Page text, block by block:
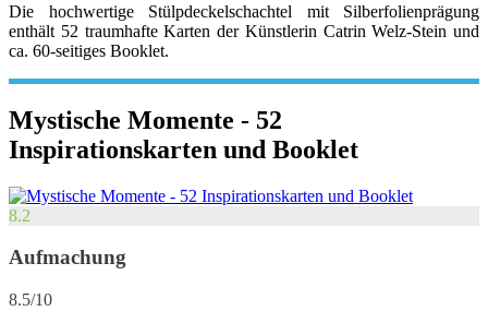
Die hochwertige Stülpdeckelschachtel mit Silberfolienprägung
enthält 52 traumhafte Karten der Künstlerin Catrin Welz-Stein und
ca. 60-seitiges Booklet.
Mystische Momente - 52
Inspirationskarten und Booklet
8.2
Aufmachung
8.5/10